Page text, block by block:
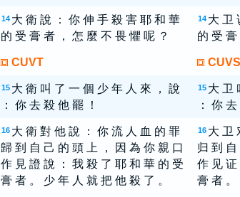
14 大 衛 說 ： 你 伸 手 殺 害 耶 和 華
的 受 膏 者 ， 怎 麼 不 畏 懼 呢 ？
14 大 卫
的 受 膏
CUVT CUVS
15 大 衛 叫 了 一 個 少 年 人 來 ， 說
： 你 去 殺 他 罷 ！
15 大 卫
： 你
16 大 衛 對 他 說 ： 你 流 人 血 的 罪
歸 到 自 己 的 頭 上 ， 因 為 你 親 口
作 見 證 說 ： 我 殺 了 耶 和 華 的 受
膏 者 。 少 年 人 就 把 他 殺 了 。
16 大 卫
归 到 自
作 见 证
膏 者 。